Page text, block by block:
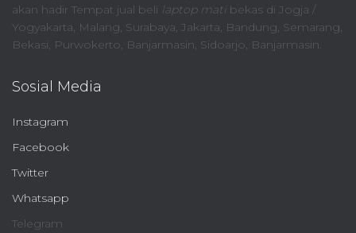
akan hadir Tempat jual beli laptop matibekas di Jogja /
Yogyakarta, Malang, Surabaya, Jakarta, Bandung, Semarang,
Bekasi, Purwokerto, Banjarmasin, Sidoarjo, Banjarmasin.
Sosial Media
Instagram
Facebook
Twitter
Whatsapp
Telegram